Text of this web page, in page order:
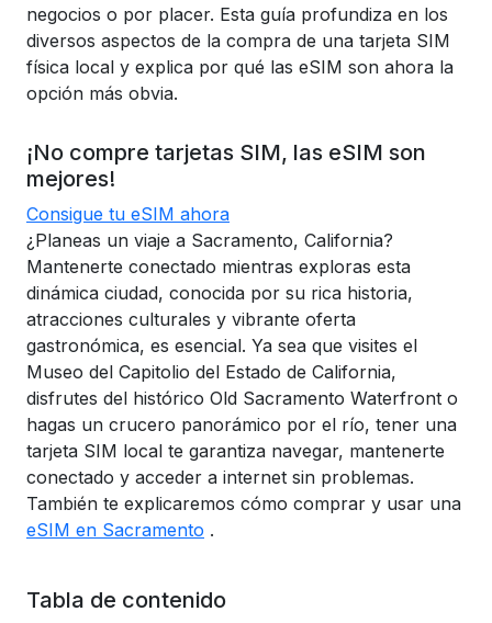
negocios o por placer. Esta guía profundiza en los
diversos aspectos de la compra de una tarjeta SIM
física local y explica por qué las eSIM son ahora la
opción más obvia.
¡No compre tarjetas SIM, las eSIM son
mejores!
Consigue tu eSIM ahora
¿Planeas un viaje a Sacramento, California?
Mantenerte conectado mientras exploras esta
dinámica ciudad, conocida por su rica historia,
atracciones culturales y vibrante oferta
gastronómica, es esencial. Ya sea que visites el
Museo del Capitolio del Estado de California,
disfrutes del histórico Old Sacramento Waterfront o
hagas un crucero panorámico por el río, tener una
tarjeta SIM local te garantiza navegar, mantenerte
conectado y acceder a internet sin problemas.
También te explicaremos cómo comprar y usar una
eSIM en Sacramento .
Tabla de contenido